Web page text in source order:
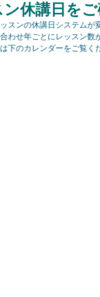
休講日を
スンの休講日システムが
わせ年ごとにレッスン数
下のカレンダーをご覧く